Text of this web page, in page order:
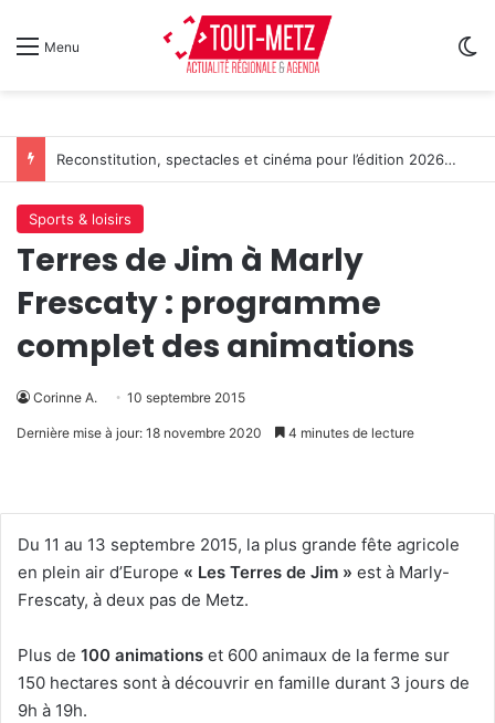
Menu
Reconstitution, spectacles et cinéma pour l’édition 2026 de « Ça tombe comme à Gravelotte »
Sports & loisirs
Terres de Jim à Marly
Frescaty : programme
complet des animations
Corinne A. 10 septembre 2015
Dernière mise à jour: 18 novembre 2020 4 minutes de lecture
Du 11 au 13 septembre 2015, la plus grande fête agricole
en plein air d’Europe « Les Terres de Jim » est à Marly-
Frescaty, à deux pas de Metz.
Plus de 100 animations et 600 animaux de la ferme sur
150 hectares sont à découvrir en famille durant 3 jours de
9h à 19h.